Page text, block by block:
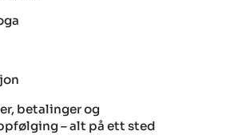
betalinger og
– alt på ett sted